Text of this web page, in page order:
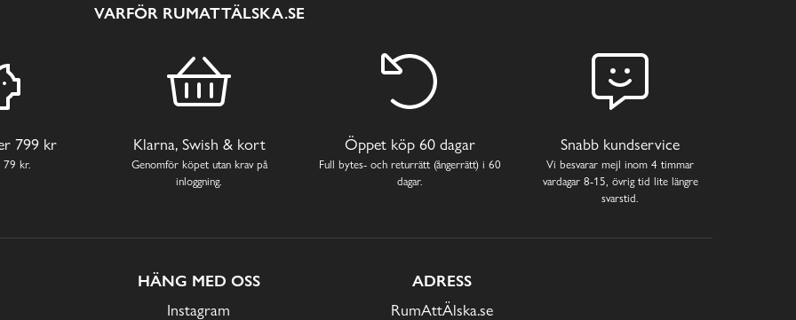
VARFÖR RUMATTÄLSKA.SE
799 kr
79 kr.
Klarna, Swish & kort
Genomför köpet utan krav på
inloggning.
Öppet köp 60 dagar
Full bytes- och returrätt (ångerrätt) i 60
dagar.
Snabb kundservice
Vi besvarar mejl inom 4 timmar
vardagar 8-15, övrig tid lite längre
svarstid.
HÄNG MED OSS
Instagram
ADRESS
RumAttÄlska.se